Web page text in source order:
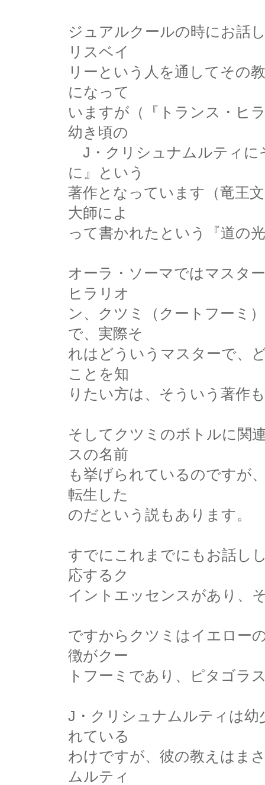
ジュアルクールの時にお話
リスベイ
リーという人を通してその
になって
いますが（『トランス・ヒ
幼き頃の
J・クリシュナムルティに
に』という
著作となっています（竜王
大師によ
って書かれたという『道の
オーラ・ソーマではマスタ
ヒラリオ
ン、クツミ（クートフーミ
で、実際そ
れはどういうマスターで、
ことを知
りたい方は、そういう著作
そしてクツミのボトルに関
スの名前
も挙げられているのですが
転生した
のだという説もあります。
すでにこれまでにもお話し
応するク
イントエッセンスがあり、
ですからクツミはイエロー
徴がクー
トフーミであり、ピタゴラ
J・クリシュナムルティは
れている
わけですが、彼の教えはま
ムルティ